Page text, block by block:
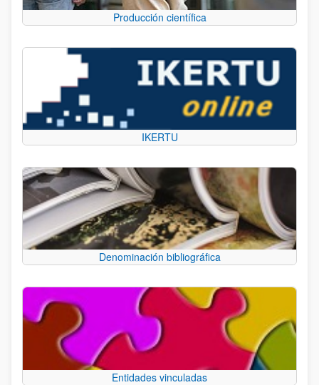
Producción científica
IKERTU
Denominación bibliográfica
Entidades vinculadas